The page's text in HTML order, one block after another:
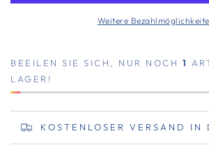
Weitere
BEEILEN SIE SICH, NUR NOCH 1
LAGER!
KOSTENLOSER VERSAND